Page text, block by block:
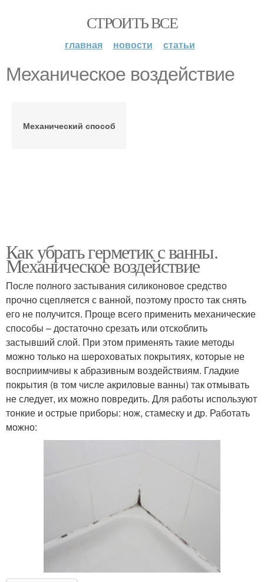
СТРОИТЬ ВСЕ
главная новости статьи
Механическое воздействие
Механический способ
Как убрать герметик с ванны.
Механическое воздействие
После полного застывания силиконовое средство
прочно сцепляется с ванной, поэтому просто так снять
его не получится. Проще всего применить механические
способы – достаточно срезать или отскоблить
застывший слой. При этом применять такие методы
можно только на шероховатых покрытиях, которые не
восприимчивы к абразивным воздействиям. Гладкие
покрытия (в том числе акриловые ванны) так отмывать
не следует, их можно повредить. Для работы используют
тонкие и острые приборы: нож, стамеску и др. Работать
можно: